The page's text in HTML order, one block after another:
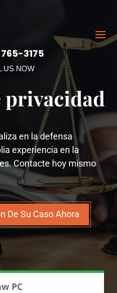
3175
US NOW
privacidad
en la defensa
experiencia en la
Contacte hoy mismo
De Su Caso Ahora
PC